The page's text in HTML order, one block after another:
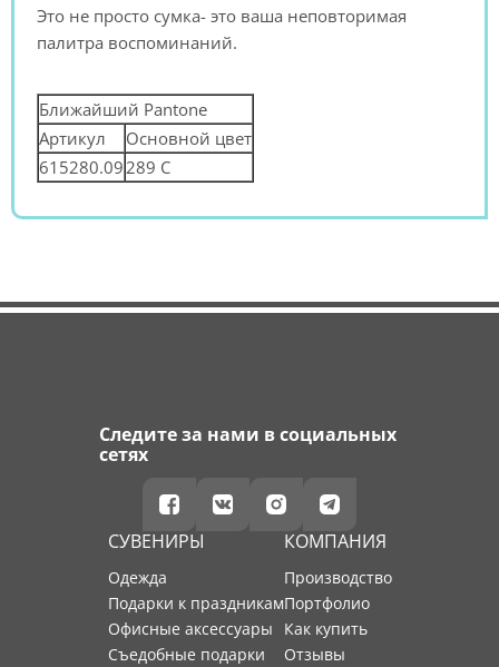
Это не просто сумка- это ваша неповторимая
палитра воспоминаний.
Ближайший Pantone
Артикул
Основной цвет
615280.09 289 C
Следите за нами в социальных
сетях
СУВЕНИРЫ
Одежда
Подарки к праздникам
Офисные аксессуары
Съедобные подарки
КОМПАНИЯ
производство
портфолио
как купить
отзывы